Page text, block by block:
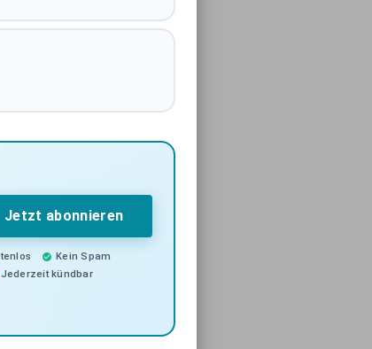
Jetzt abonnieren
Kein Spam
Jederzeit kündbar